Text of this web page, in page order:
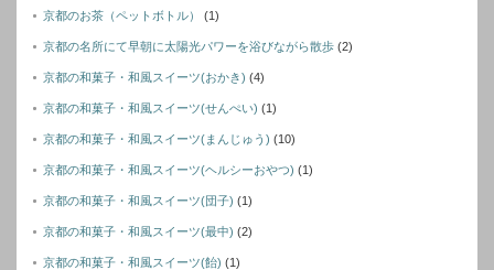
京都のお茶（ペットボトル） (1)
京都の名所にて早朝に太陽光パワーを浴びながら散歩 (2)
京都の和菓子・和風スイーツ(おかき) (4)
京都の和菓子・和風スイーツ(せんぺい) (1)
京都の和菓子・和風スイーツ(まんじゅう) (10)
京都の和菓子・和風スイーツ(ヘルシーおやつ) (1)
京都の和菓子・和風スイーツ(団子) (1)
京都の和菓子・和風スイーツ(最中) (2)
京都の和菓子・和風スイーツ(飴) (1)